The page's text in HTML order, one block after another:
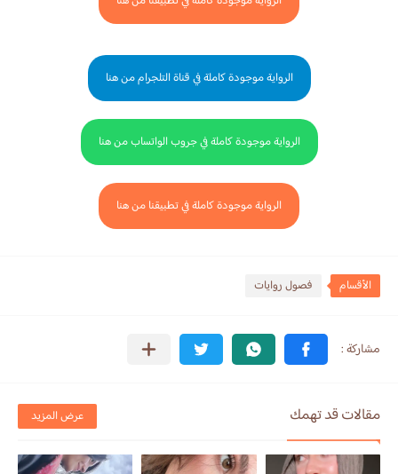
الرواية موجودة كاملة في قناة التلجرام من هنا
الرواية موجودة كاملة في جروب الواتساب من هنا
الرواية موجودة كاملة في تطبيقنا من هنا
الأقسام فصول روايات
مقالات قد تهمك عرض المزيد